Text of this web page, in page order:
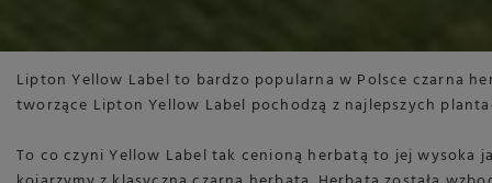
Lipton Yellow Label to bardzo popularna w Polsce czarna
tworzące Lipton Yellow Label pochodzą z najlepszych
To co czyni Yellow Label tak cenioną herbatą to jej wysoka